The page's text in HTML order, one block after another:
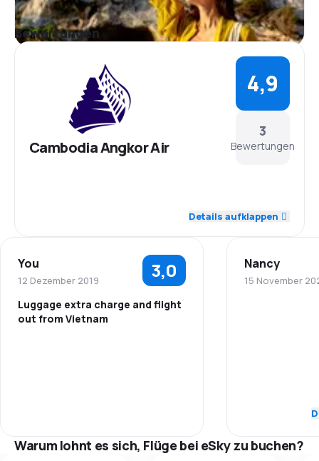
Bewertungen
Cambodia Angkor Air
3
Bewertungen
4,9
5,0
Ticketpreise
Details aufklappen
You
12 Dezember 2019 3,0
Luggage extra charge and flight
out from Vietnam
Nancy
15 November
Warum lohnt es sich, Flüge bei eSky zu buchen?